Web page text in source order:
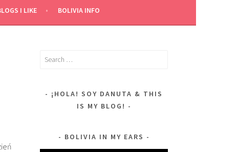
I LIKE BOLIVIA INFO
Search
¡HOLA! SOY DANUTA & THIS
IS MY BLOG!
BOLIVIA IN MY EARS